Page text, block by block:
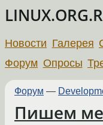
Новости Галерея
Форум Опросы
Форум —
Пишем